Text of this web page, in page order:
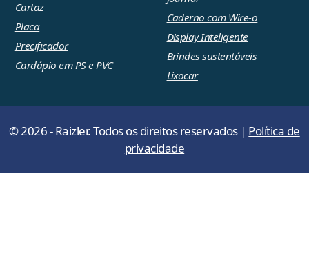
Cartaz
Placa
Precificador
Cardápio em PS e PVC
Caderno com Wire-o
Display Inteligente
Brindes sustentáveis
Lixocar
© 2026 - Raizler. Todos os direitos reservados | Política de
privacidade